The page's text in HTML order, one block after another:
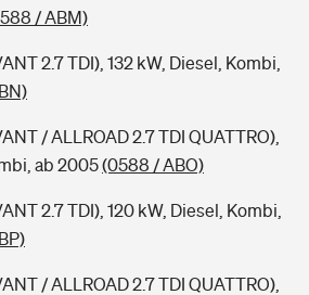
/ ABM)
2.7 TDI), 132 kW, Diesel, Kombi,
/ ALLROAD 2.7 TDI QUATTRO),
ab 2005(0588 / ABO)
2.7 TDI), 120 kW, Diesel, Kombi,
/ ALLROAD 2.7 TDI QUATTRO),